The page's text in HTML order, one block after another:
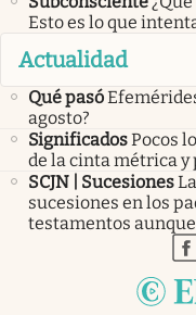
Esto es lo que
Actualidad
Qué pasó
agosto?
SignificadosPocos
de la cinta métrica y
SCJN | Sucesiones
sucesiones en los
testamentos